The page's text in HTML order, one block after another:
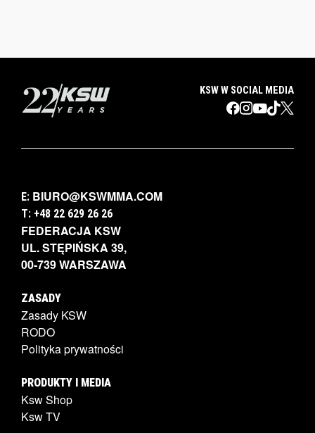
KSW W SOCIAL MEDIA
E: BIURO@KSWMMA.COM
T: +48 22 629 26 26
FEDERACJA KSW
UL. STĘPIŃSKA 39,
00-739 WARSZAWA
ZASADY
Zasady KSW
RODO
Polityka prywatności
PRODUKTY I MEDIA
Ksw Shop
Ksw TV